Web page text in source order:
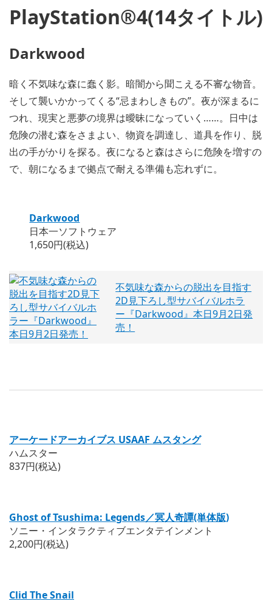
PlayStation®4(14タイトル)
Darkwood
暗く不気味な森に蠢く影。暗闇から聞こえる不審な物音。
そして襲いかかってくる“忌まわしきもの”。夜が深まるに
つれ、現実と悪夢の境界は曖昧になっていく……。日中は
危険の潜む森をさまよい、物資を調達し、道具を作り、脱
出の手がかりを探る。夜になると森はさらに危険を増すの
で、朝になるまで拠点で耐える準備も忘れずに。
Darkwood
日本一ソフトウェア
1,650円(税込)
不気味な森からの脱出を目指す
2D見下ろし型サバイバルホラ
ー『Darkwood』本日9月2日発
売！
アーケードアーカイブス USAAF ムスタング
ハムスター
837円(税込)
Ghost of Tsushima: Legends／冥人奇譚(単体版)
ソニー・インタラクティブエンタテインメント
2,200円(税込)
Clid The Snail